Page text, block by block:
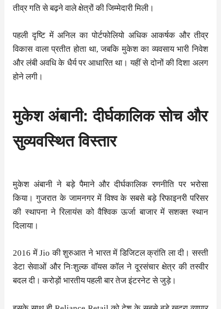
तीव्र गति से बढ़ने वाले क्षेत्रों की जिम्मेदारी मिली।
पहली दृष्टि में अनिल का पोर्टफोलियो अधिक आकर्षक और तीव्र
विकास वाला प्रतीत होता था, जबकि मुकेश का व्यवसाय भारी निवेश
और लंबी अवधि के धैर्य पर आधारित था। यहीं से दोनों की दिशा अलग
होने लगी।
मुकेश अंबानी: दीर्घकालिक सोच और
सुव्यवस्थित विस्तार
मुकेश अंबानी ने बड़े पैमाने और दीर्घकालिक रणनीति पर भरोसा
किया। गुजरात के जामनगर में विश्व के सबसे बड़े रिफाइनरी परिसर
की स्थापना ने रिलायंस को वैश्विक ऊर्जा बाजार में सशक्त स्थान
दिलाया।
2016 में Jio की शुरुआत ने भारत में डिजिटल क्रांति ला दी। सस्ती
डेटा सेवाओं और निःशुल्क वॉयस कॉल ने दूरसंचार क्षेत्र की तस्वीर
बदल दी। करोड़ों भारतीय पहली बार तेज इंटरनेट से जुड़े।